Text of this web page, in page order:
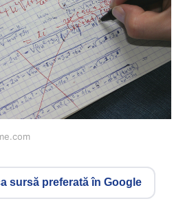
sursă preferată în Google